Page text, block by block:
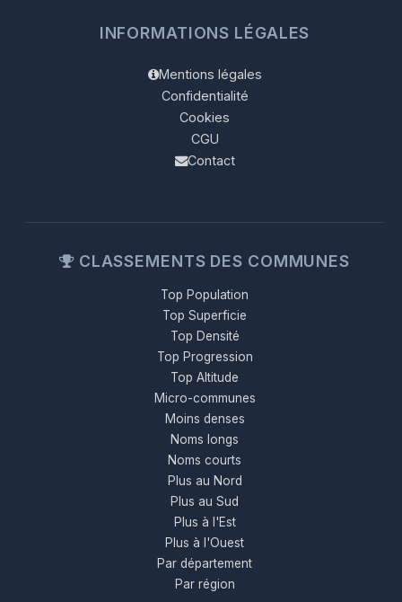
INFORMATIONS LÉGALES
Mentions légales
Confidentialité
Cookies
CGU
Contact
CLASSEMENTS DES COMMUNES
Top Population
Top Superficie
Top Densité
Top Progression
Top Altitude
Micro-communes
Moins denses
Noms longs
Noms courts
Plus au Nord
Plus au Sud
Plus à l'Est
Plus à l'Ouest
Par département
Par région